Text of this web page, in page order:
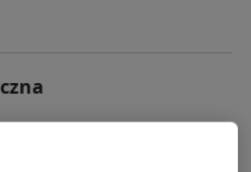
ortopedycznego
fizjoterapeutyczna